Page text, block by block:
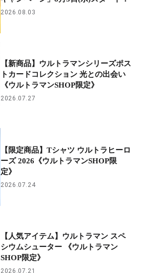
2026.08.03
【新商品】ウルトラマンシリーズポス
トカードコレクション 光との出会い
《ウルトラマンSHOP限定》
2026.07.27
【限定商品】Tシャツ ウルトラヒーロ
ーズ 2026《ウルトラマンSHOP限
定》
2026.07.24
【人気アイテム】ウルトラマン スペ
シウムシューター 《ウルトラマン
SHOP限定》
2026.07.21